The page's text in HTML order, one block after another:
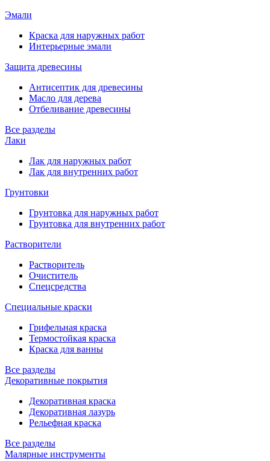
Эмали
Краска для наружных работ
Интерьерные эмали
Защита древесины
Антисептик для древесины
Масло для дерева
Отбеливание древесины
Все разделы
Лаки
Лак для наружных работ
Лак для внутренних работ
Грунтовки
Грунтовка для наружных работ
Грунтовка для внутренних работ
Растворители
Растворитель
Очиститель
Спецсредства
Специальные краски
Грифельная краска
Термостойкая краска
Краска для ванны
Все разделы
Декоративные покрытия
Декоративная краска
Декоративная лазурь
Рельефная краска
Все разделы
Малярные инструменты